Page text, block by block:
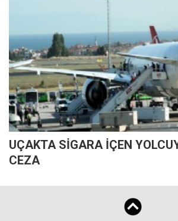
UÇAKTA SİGARA İÇEN
CEZA